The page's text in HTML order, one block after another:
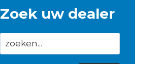
Zoek uw dealer